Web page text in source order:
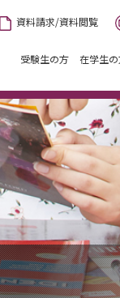
資料請求/資料閲覧
受験生の方 在学生